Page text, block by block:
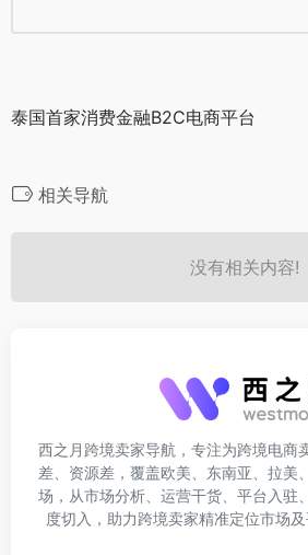
泰国首家消费金融B2C电商平台
相关导航
没有相关内容!
西之月跨境卖家导航，专注为跨境电商
差、资源差，覆盖欧美、东南亚、拉美
场，从市场分析、运营干货、平台入驻
度切入，助力跨境卖家精准定位市场